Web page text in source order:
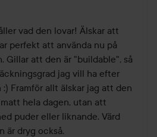
vad den lovar! Älskar att
perfekt att använda nu på
Gillar att den är "buildable", så
jag vill ha efter
Framför allt älskar jag att den
hela dagen, utan att
puder eller liknande. Värd
är dryg också.